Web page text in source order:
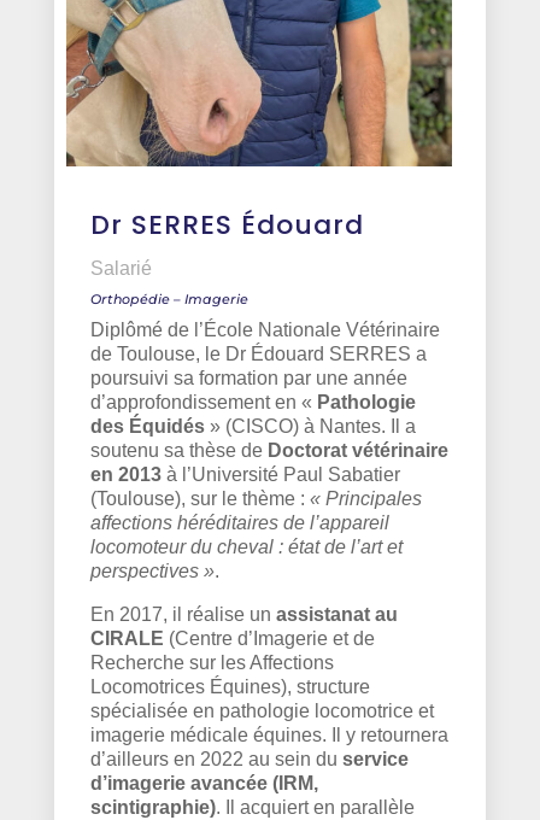
Dr SERRES Édouard
Salarié
Orthopédie – Imagerie
Diplômé de l’École Nationale Vétérinaire
de Toulouse, le Dr Édouard SERRES a
poursuivi sa formation par une année
d’approfondissement en « Pathologie
des Équidés» (CISCO) à Nantes. Il a
soutenu sa thèse de Doctorat vétérinaire
en 2013à l’Université Paul Sabatier
(Toulouse), sur le thème : « Principales
affections héréditaires de l’appareil
locomoteur du cheval : état de l’art et
perspectives ».
En 2017, il réalise un assistanat au
CIRALE (Centre d’Imagerie et de
Recherche sur les Affections
Locomotrices Équines), structure
spécialisée en pathologie locomotrice et
imagerie médicale équines. Il y retournera
d’ailleurs en 2022 au sein du service
d’imagerie avancée (IRM,
scintigraphie). Il acquiert en parallèle